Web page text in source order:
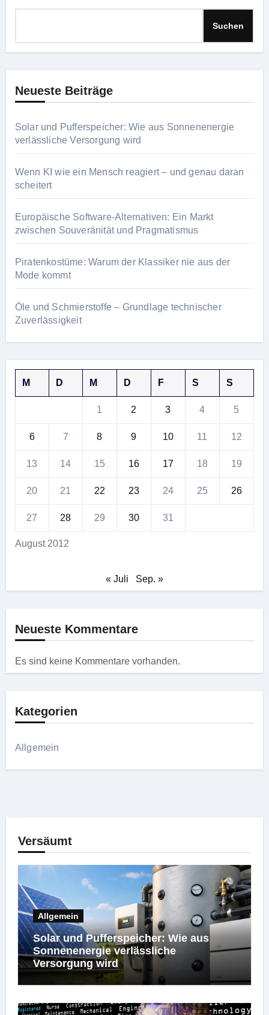
Suchen
Neueste Beiträge
Solar und Pufferspeicher: Wie aus Sonnenenergie
verlässliche Versorgung wird
Wenn KI wie ein Mensch reagiert – und genau daran
scheitert
Europäische Software-Alternativen: Ein Markt
zwischen Souveränität und Pragmatismus
Piratenkostüme: Warum der Klassiker nie aus der
Mode kommt
Öle und Schmierstoffe – Grundlage technischer
Zuverlässigkeit
August 2012
M D M D F S S
1 2 3 4 5
6 7 8 9 10 11 12
13 14 15 16 17 18 19
20 21 22 23 24 25 26
27 28 29 30 31
« Juli Sep. »
Neueste Kommentare
Es sind keine Kommentare vorhanden.
Kategorien
Allgemein
Versäumt
Allgemein
Solar und Pufferspeicher: Wie aus
Sonnenenergie verlässliche
Versorgung wird